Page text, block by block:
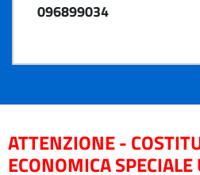
096899034
ATTENZIONE -
ECONOMICA